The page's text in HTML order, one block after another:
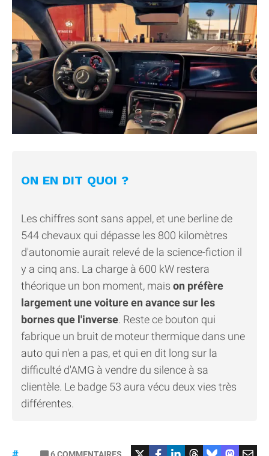
ON EN DIT QUOI ?
Les chiffres sont sans appel, et une berline de
544 chevaux qui dépasse les 800 kilomètres
d'autonomie aurait relevé de la science-fiction il
y a cinq ans. La charge à 600 kW restera
théorique un bon moment, mais on préfère
largement une voiture en avance sur les
bornes que l'inverse. Reste ce bouton qui
fabrique un bruit de moteur thermique dans une
auto qui n'en a pas, et qui en dit long sur la
difficulté d'AMG à vendre du silence à sa
clientèle. Le badge 53 aura vécu deux vies très
différentes.